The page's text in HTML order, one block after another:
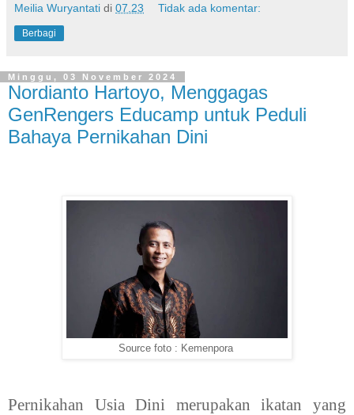
Meilia Wuryantati di 07.23 Tidak ada komentar:
Berbagi
Minggu, 03 November 2024
Nordianto Hartoyo, Menggagas
GenRengers Educamp untuk Peduli
Bahaya Pernikahan Dini
Source foto : Kemenpora
Pernikahan Usia Dini merupakan ikatan yang